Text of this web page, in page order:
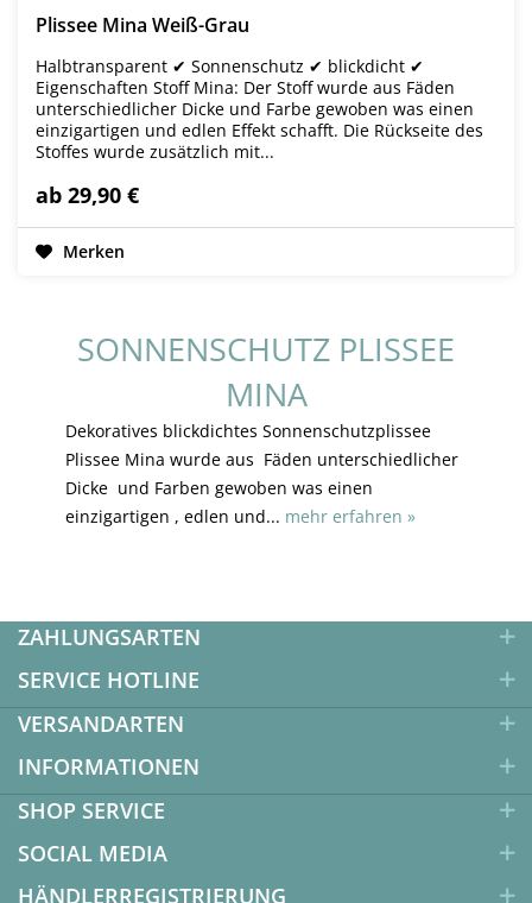
Plissee Mina Weiß-Grau
Halbtransparent ✔ Sonnenschutz ✔ blickdicht ✔
Eigenschaften Stoff Mina: Der Stoff wurde aus Fäden
unterschiedlicher Dicke und Farbe gewoben was einen
einzigartigen und edlen Effekt schafft. Die Rückseite des
Stoffes wurde zusätzlich mit...
ab 29,90 €
Merken
SONNENSCHUTZ PLISSEE
MINA
Dekoratives blickdichtes Sonnenschutzplissee
Plissee Mina wurde aus Fäden unterschiedlicher
Dicke und Farben gewoben was einen
einzigartigen , edlen und... mehr erfahren »
ZAHLUNGSARTEN
SERVICE HOTLINE
VERSANDARTEN
INFORMATIONEN
SHOP SERVICE
SOCIAL MEDIA
HÄNDLERREGISTRIERUNG